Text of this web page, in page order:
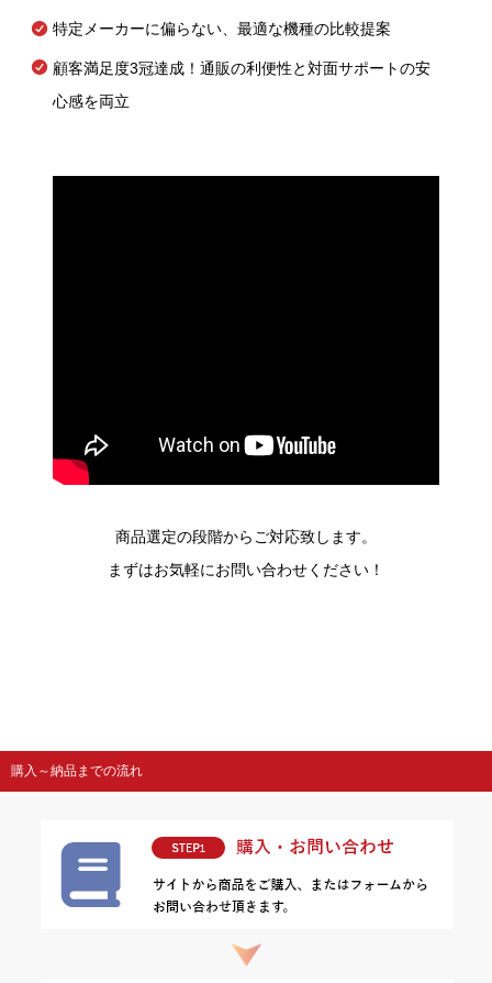
特定メーカーに偏らない、最適な機種の比較提案
顧客満足度3冠達成！通販の利便性と対面サポートの安
心感を両立
商品選定の段階からご対応致します。
まずはお気軽にお問い合わせください！
購入～納品までの流れ